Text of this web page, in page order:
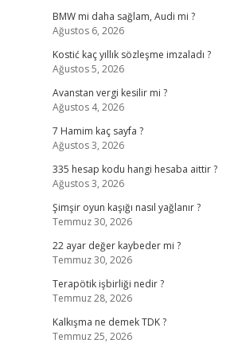
BMW mi daha sağlam, Audi mi ?
Ağustos 6, 2026
Kostić kaç yıllık sözleşme imzaladı ?
Ağustos 5, 2026
Avanstan vergi kesilir mi ?
Ağustos 4, 2026
7 Hamim kaç sayfa ?
Ağustos 3, 2026
335 hesap kodu hangi hesaba aittir ?
Ağustos 3, 2026
Şimşir oyun kaşığı nasıl yağlanır ?
Temmuz 30, 2026
22 ayar değer kaybeder mi ?
Temmuz 30, 2026
Terapötik işbirliği nedir ?
Temmuz 28, 2026
Kalkışma ne demek TDK ?
Temmuz 25, 2026